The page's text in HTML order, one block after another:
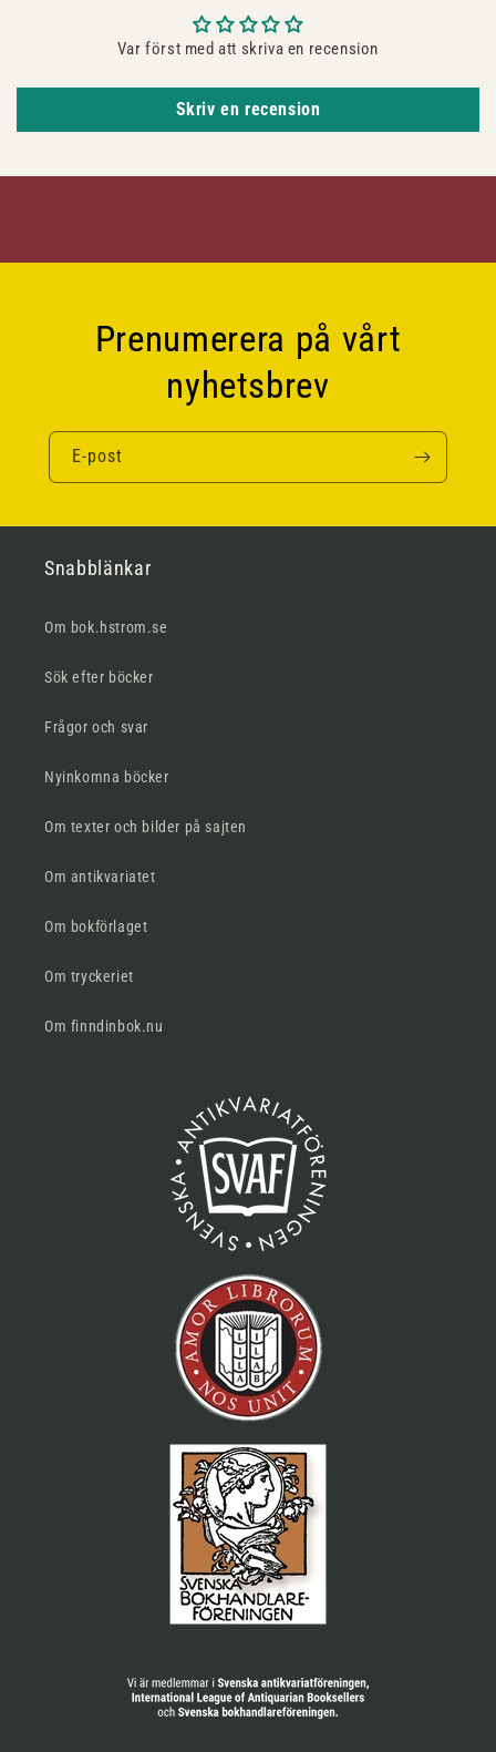
Var först med att skriva en recension
Skriv en recension
Prenumerera på vårt
nyhetsbrev
E-post
Snabblänkar
Om bok.hstrom.se
Sök efter böcker
Frågor och svar
Nyinkomna böcker
Om texter och bilder på sajten
Om antikvariatet
Om bokförlaget
Om tryckeriet
Om finndinbok.nu